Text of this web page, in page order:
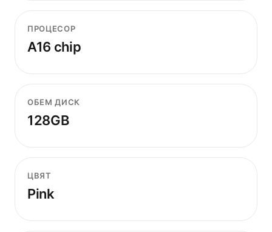
ПРОЦЕСОР
A16 chip
ОБЕМ ДИСК
128GB
ЦВЯТ
Pink